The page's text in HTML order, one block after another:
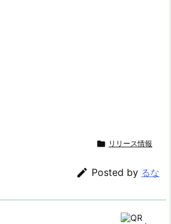
 リリース情報
 Posted by るな